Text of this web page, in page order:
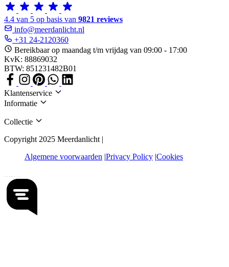
4.4 van 5 op basis van 9821 reviews
info@meerdanlicht.nl
+31 24-2120360
Bereikbaar op maandag t/m vrijdag van 09:00 - 17:00
KvK: 88869032
BTW: 851231482B01
Klantenservice
Informatie
Collectie
Copyright 2025 Meerdanlicht |
Algemene voorwaarden Privacy Policy Cookies